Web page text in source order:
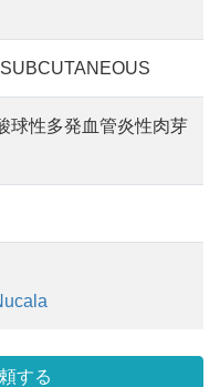
球性多発血管炎性肉芽
する